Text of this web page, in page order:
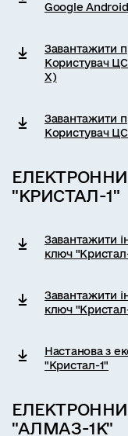
Google
Завантажити
Користувач
X)
Завантажити
Користувач
"КРИСТАЛ-1"
Завантажити
ключ
Завантажити
ключ
Настанова з
"Кристал-1"
"АЛМАЗ-1К"